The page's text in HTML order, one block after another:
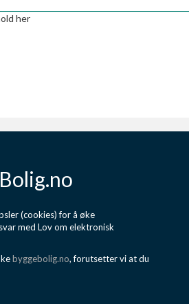
her
(cookies) for å øke
med Lov om elektronisk
byggebolig.no, forutsetter vi at du